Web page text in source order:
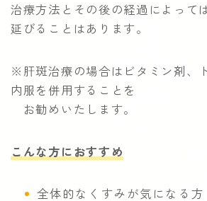
治療方法とその後の経過によって
延びることはあります。
※肝斑治療の場合はビタミン剤、
内服を併用することを
お勧めいたします。
こんな方におすすめ
全体的なくすみが気になる方